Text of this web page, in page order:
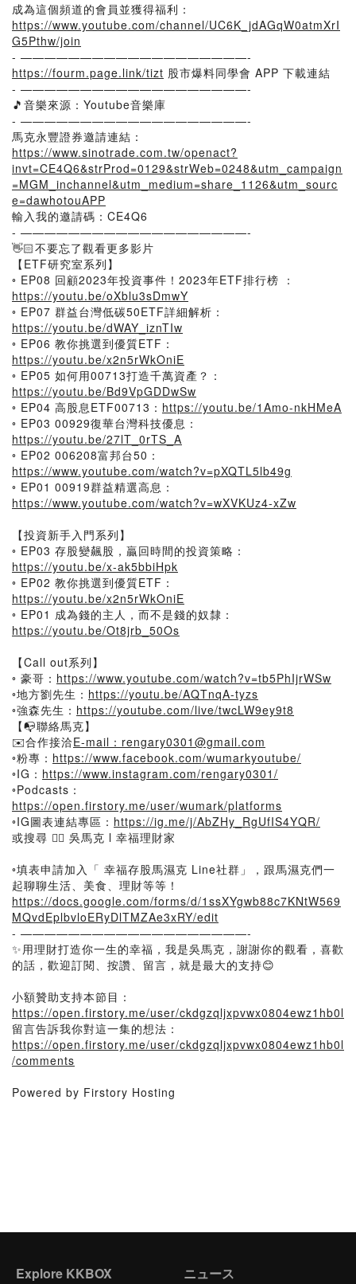
成為這個頻道的會員並獲得福利：
https://www.youtube.com/channel/UC6K_jdAGqW0atmXrI
G5Pthw/join
- ———————————————————-
https://fourm.page.link/tizt 股市爆料同學會 APP 下載連結
- ———————————————————-
🎵音樂來源：Youtube音樂庫
- ———————————————————-
馬克永豐證券邀請連結：
https://www.sinotrade.com.tw/openact?
invt=CE4Q6&strProd=0129&strWeb=0248&utm_campaign
=MGM_inchannel&utm_medium=share_1126&utm_sourc
e=dawhotouAPP
輸入我的邀請碼：CE4Q6
- ———————————————————-
👋🏻不要忘了觀看更多影片
【ETF研究室系列】
◦ EP08 回顧2023年投資事件！2023年ETF排行榜 ：
https://youtu.be/oXblu3sDmwY
◦ EP07 群益台灣低碳50ETF詳細解析：
https://youtu.be/dWAY_iznTIw
◦ EP06 教你挑選到優質ETF：
https://youtu.be/x2n5rWkOniE
◦ EP05 如何用00713打造千萬資產？：
https://youtu.be/Bd9VpGDDwSw
◦ EP04 高股息ETF00713： https://youtu.be/1Amo-nkHMeA
◦ EP03 00929復華台灣科技優息：
https://youtu.be/27lT_0rTS_A
◦ EP02 006208富邦台50：
https://www.youtube.com/watch?v=pXQTL5lb49g
◦ EP01 00919群益精選高息：
https://www.youtube.com/watch?v=wXVKUz4-xZw
【投資新手入門系列】
◦ EP03 存股變飆股，贏回時間的投資策略：
https://youtu.be/x-ak5bbiHpk
◦ EP02 教你挑選到優質ETF：
https://youtu.be/x2n5rWkOniE
◦ EP01 成為錢的主人，而不是錢的奴隸：
https://youtu.be/Ot8jrb_50Os
【Call out系列】
◦ 豪哥： https://www.youtube.com/watch?v=tb5PhIjrWSw
◦地方劉先生： https://youtu.be/AQTnqA-tyzs
◦強森先生： https://youtube.com/live/twcLW9ey9t8
【📭聯絡馬克】
✉️合作接洽E-mail：rengary0301@gmail.com
◦粉專： https://www.facebook.com/wumarkyoutube/
◦IG： https://www.instagram.com/rengary0301/
◦Podcasts：
https://open.firstory.me/user/wumark/platforms
◦IG圖表連結專區： https://ig.me/j/AbZHy_RgUfIS4YQR/
或搜尋 👉🏻 吳馬克 l 幸福理財家
◦填表申請加入「 幸福存股馬濕克 Line社群」，跟馬濕克們一
起聊聊生活、美食、理財等等！
https://docs.google.com/forms/d/1ssXYgwb88c7KNtW569
MQvdEplbvloERyDlTMZAe3xRY/edit
- ———————————————————-
✨用理財打造你一生的幸福，我是吳馬克，謝謝你的觀看，喜歡
的話，歡迎訂閱、按讚、留言，就是最大的支持😊
小額贊助支持本節目：
https://open.firstory.me/user/ckdgzqljxpvwx0804ewz1hb0l
留言告訴我你對這一集的想法：
https://open.firstory.me/user/ckdgzqljxpvwx0804ewz1hb0l
/comments
Powered by Firstory Hosting
Explore KKBOX ニュース